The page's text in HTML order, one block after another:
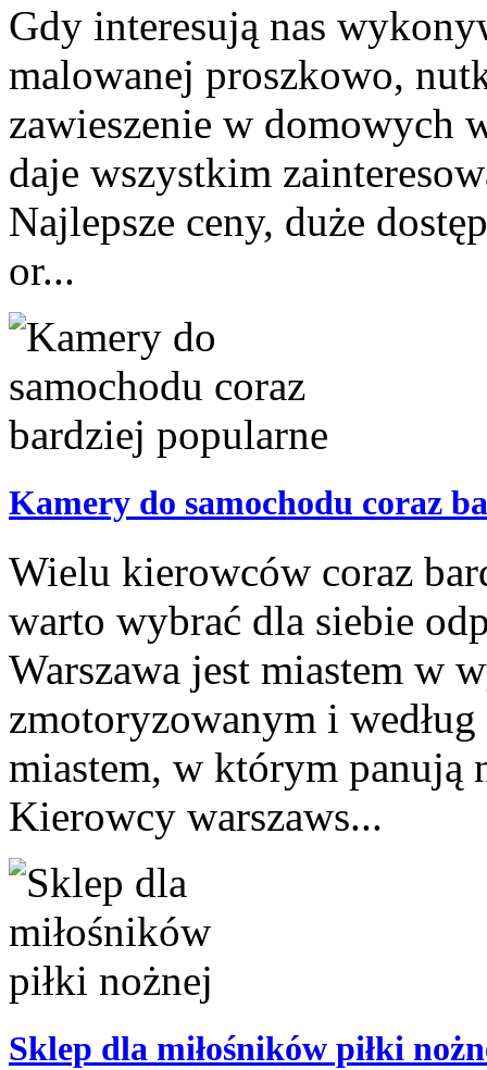
Gdy interesują nas
malowanej proszkowo,
zawieszenie w domowych
daje wszystkim
Najlepsze ceny, duże
or...
Kamery do samochodu coraz
Wielu kierowców coraz
warto wybrać dla siebie
Warszawa jest miastem w
zmotoryzowanym i
miastem, w którym panują
Kierowcy warszaws...
Sklep dla miłośników piłki